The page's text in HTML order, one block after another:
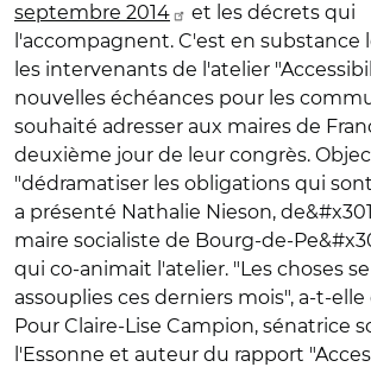
septembre 2014
et les décrets qui
l'accompagnent. C'est en substance
les intervenants de l'atelier
nouvelles échéances pour les
souhaité adresser aux maires de
deuxième jour de leur congrès.
"dédramatiser les obligations qui
a présenté Nathalie Nieson,
maire socialiste de Bourg-de-
qui co-animait l'atelier. "Les choses
assouplies ces derniers mois", a-t-
Pour Claire-Lise Campion, sénatrice
l'Essonne et auteur du rapport